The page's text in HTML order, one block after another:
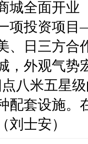
全面开业
项投资项
、日三方合
，外观气势
八米五星
配套设施。
安）